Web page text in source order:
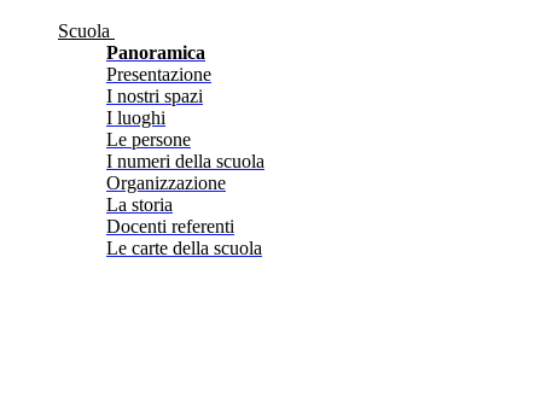
Scuola
Panoramica
Presentazione
I nostri spazi
I luoghi
Le persone
I numeri della scuola
Organizzazione
La storia
Docenti referenti
Le carte della scuola